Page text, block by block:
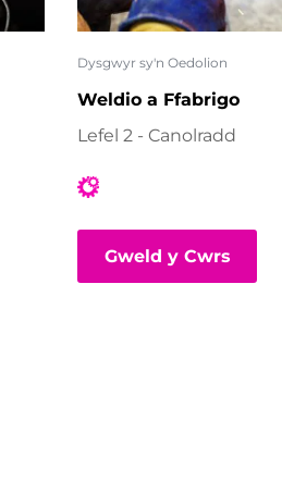
Dysgwyr sy'n Oedolion
Weldio a Ffabrigo
Lefel 2 - Canolradd
Gweld y Cwrs